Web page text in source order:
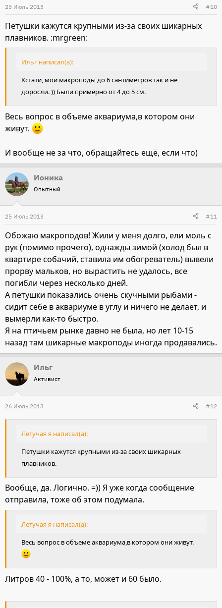
25 Июль 2013 #10
Петушки кажутся крупными из-за своих шикарных
плавников. :mrgreen:
Ильг написал(а):
Кстати, мои макроподы до 6 сантиметров так и не
доросли. )) Были примерно от 4 до 5 см.
Весь вопрос в объеме аквариума,в котором они
живут.
И вообще не за что, обращайтесь ещё, если что)
Ионика
Опытный
25 Июль 2013 #11
Обожаю макроподов! Жили у меня долго, ели моль с
рук (помимо прочего), однажды зимой (холод был в
квартире собачий, ставила им обогреватель) вывели
прорву мальков, но вырастить не удалось, все
погибли через несколько дней.
А петушки показались очень скучными рыбами -
сидит себе в аквариуме в углу и ничего не делает, и
вымерли как-то быстро.
Я на птичьем рынке давно не была, но лет 10-15
назад там шикарные макроподы иногда продавались.
Ильг
Активист
26 Июль 2013 #12
Летучая я написал(а):
Петушки кажутся крупными из-за своих шикарных
плавников.
Вообще, да. Логично. =)) Я уже когда сообщение
отправила, тоже об этом подумала.
Летучая я написал(а):
Весь вопрос в объеме аквариума,в котором они живут.
Литров 40 - 100%, а то, может и 60 было.